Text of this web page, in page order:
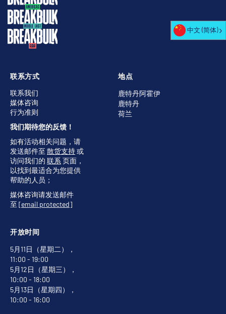
地点
鹿特丹阿霍伊
鹿特丹
荷兰
开放时间
5月11日（星期二），
11:00 - 19:00
5月12日（星期三），
10:00 - 18:00
5月13日（星期四），
10:00 - 16:00
联系方式
联系我们
媒体咨询
行为准则
我们期待您的反馈！
如有活动相关问题，请
发送邮件至 散货支持或
访问我们的 联系 页面，
以找到最适合为您提供
帮助的人员；
媒体咨询请发送邮件
至 [email protected]
中文 (简体)